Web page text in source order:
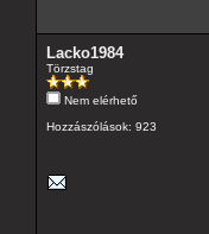
Lacko1984
Törzstag
Nem elérhető
Hozzászólások: 923